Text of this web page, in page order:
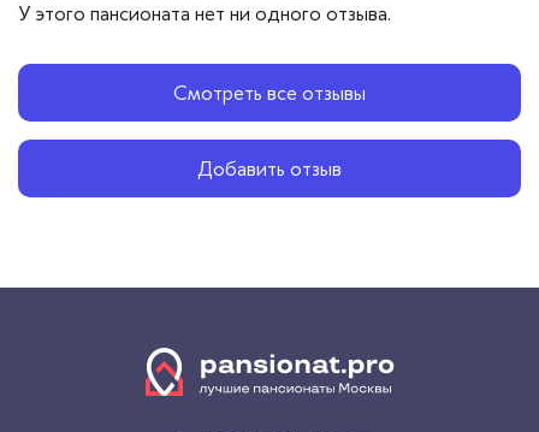
У этого пансионата нет ни одного отзыва.
Смотреть все отзывы
Добавить отзыв